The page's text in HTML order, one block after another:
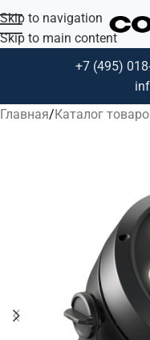
Skip to navigation
Skip to main content
+7 (495)
Главная Каталог